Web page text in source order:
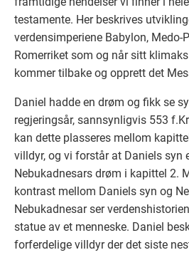
testamente. Her beskrives
verdensimperiene Babylon, Medo-
Romerriket som og når sitt
kommer tilbake og opprett det
Daniel hadde en drøm og fikk se
regjeringsår, sannsynligvis 553
kan dette plasseres mellom
villdyr, og vi forstår at Daniels syn
Nebukadnesars drøm i kapittel 2.
kontrast mellom Daniels syn og
Nebukadnesar ser
statue av et menneske. Daniel
forferdelige villdyr der det siste